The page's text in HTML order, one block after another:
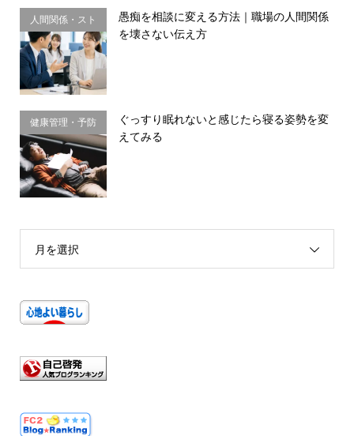
人間関係・スト
レス
愚痴を相談に変える方法｜職場の人間関係
を壊さない伝え方
健康管理・予防
習慣
ぐっすり眠れないと感じたら寝る姿勢を変
えてみる
月を選択